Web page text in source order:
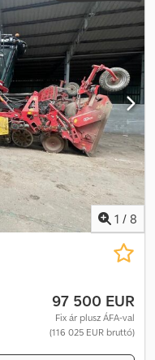
1 / 8
97 500 EUR
Fix ár plusz ÁFA-val
(116 025 EUR bruttó)